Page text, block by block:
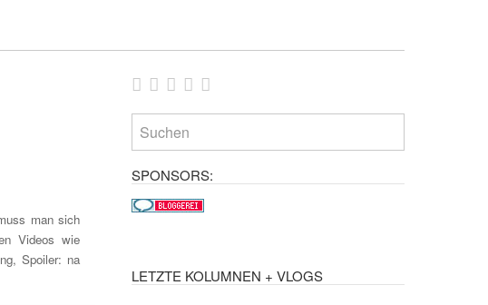
man sich
Videos wie
Spoiler: na
SPONSORS:
LETZTE KOLUMNEN + VLOGS